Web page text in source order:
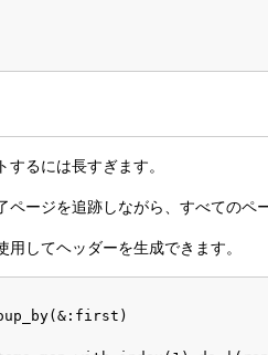
るには長すぎます。
ージを追跡しながら、すべてのペ
してヘッダーを生成できます。